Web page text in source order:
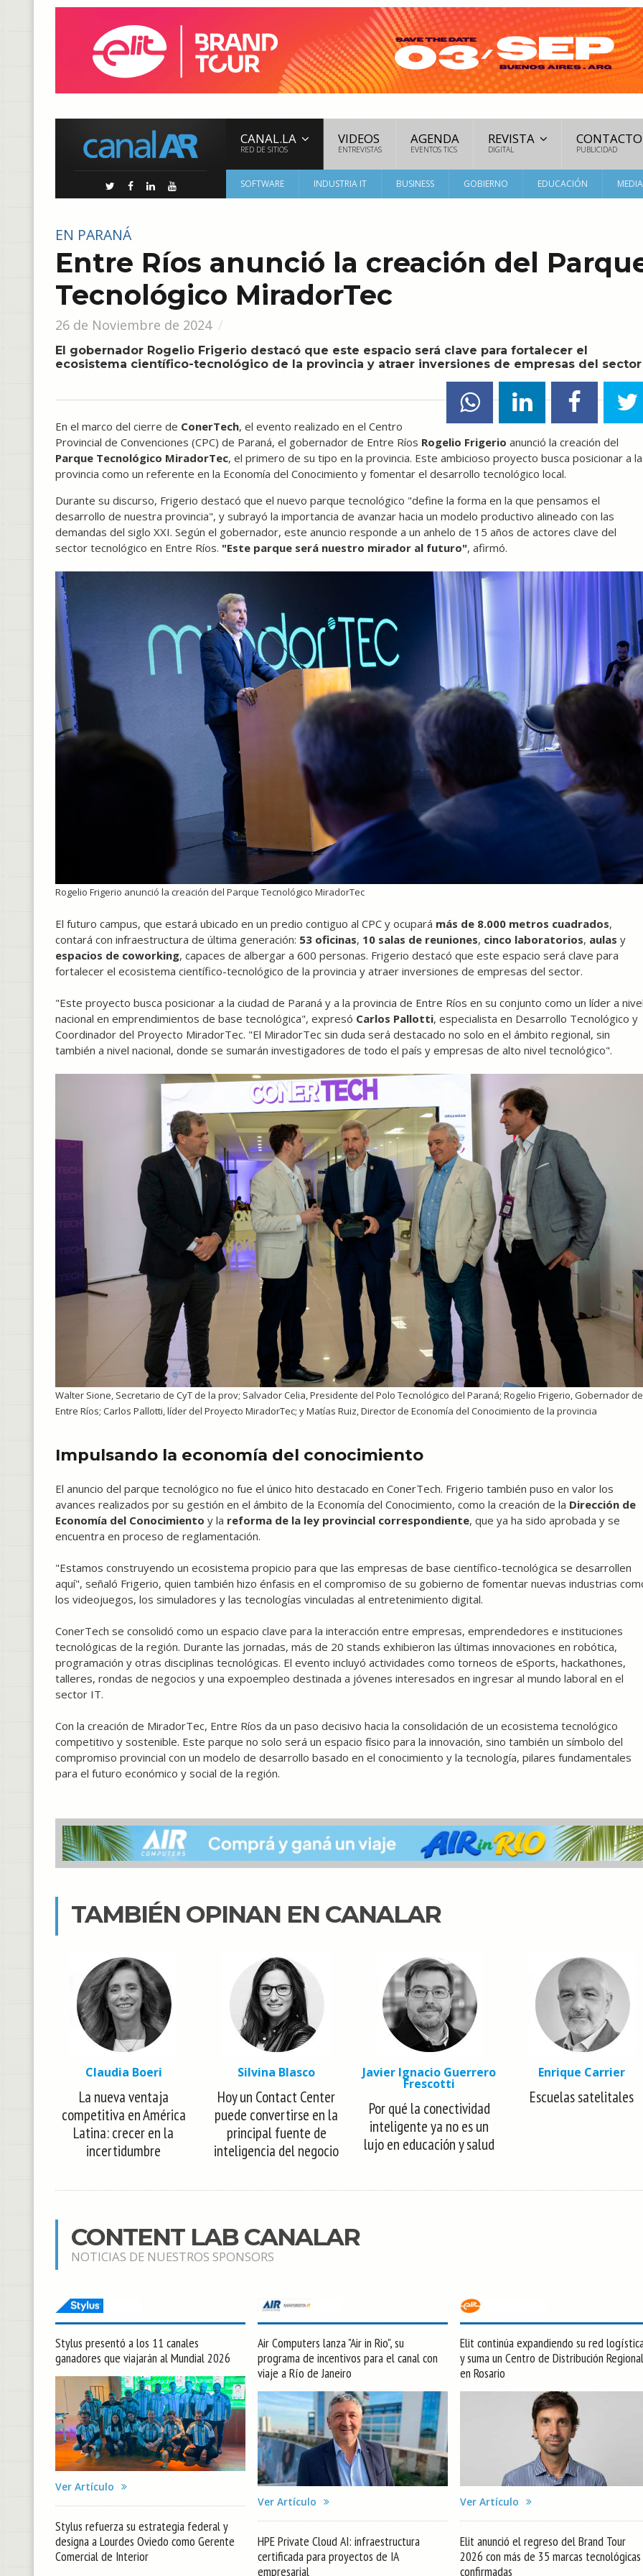
CANAL.LA
RED DE SITIOS
VIDEOS
ENTREVISTAS
AGENDA
EVENTOS TICS
REVISTA
DIGITAL
CONTACTO
PUBLICIDAD
SOFTWARE INDUSTRIA IT BUSINESS GOBIERNO EDUCACIÓN
EN PARANÁ
Entre Ríos anunció la creación del
Tecnológico MiradorTec
26 de Noviembre de 2024
El gobernador Rogelio Frigerio destacó que este espacio será clave para fortalecer el
ecosistema científico-tecnológico de la provincia y atraer inversiones de empresas del sector
En el marco del cierre de ConerTech, el evento realizado en el Centro
Provincial de Convenciones (CPC) de Paraná, el gobernador de Entre Ríos Rogelio Frigerio anunció la creación del
Parque Tecnológico MiradorTec, el primero de su tipo en la provincia. Este ambicioso proyecto busca posicionar a la
provincia como un referente en la Economía del Conocimiento y fomentar el desarrollo tecnológico local.
Durante su discurso, Frigerio destacó que el nuevo parque tecnológico "define la forma en la que pensamos el
desarrollo de nuestra provincia", y subrayó la importancia de avanzar hacia un modelo productivo alineado con las
demandas del siglo XXI. Según el gobernador, este anuncio responde a un anhelo de 15 años de actores clave del
sector tecnológico en Entre Ríos. "Este parque será nuestro mirador al futuro", afirmó.
Rogelio Frigerio anunció la creación del Parque Tecnológico MiradorTec
El futuro campus, que estará ubicado en un predio contiguo al CPC y ocupará más de 8.000 metros cuadrados,
contará con infraestructura de última generación: 53 oficinas, 10 salas de reuniones, cinco laboratorios, aulas y
espacios de coworking, capaces de albergar a 600 personas. Frigerio destacó que este espacio será clave para
fortalecer el ecosistema científico-tecnológico de la provincia y atraer inversiones de empresas del sector.
"Este proyecto busca posicionar a la ciudad de Paraná y a la provincia de Entre Ríos en su conjunto como un líder a
nacional en emprendimientos de base tecnológica", expresó Carlos Pallotti, especialista en Desarrollo Tecnológico y
Coordinador del Proyecto MiradorTec. "El MiradorTec sin duda será destacado no solo en el ámbito regional, sin
también a nivel nacional, donde se sumarán investigadores de todo el país y empresas de alto nivel tecnológico".
Walter Sione, Secretario de CyT de la prov; Salvador Celia, Presidente del Polo Tecnológico del Paraná; Rogelio Frigerio, Gobernador de
Entre Ríos; Carlos Pallotti, líder del Proyecto MiradorTec; y Matías Ruiz, Director de Economía del Conocimiento de la provincia
Impulsando la economía del conocimiento
El anuncio del parque tecnológico no fue el único hito destacado en ConerTech. Frigerio también puso en valor los
avances realizados por su gestión en el ámbito de la Economía del Conocimiento, como la creación de la Dirección de
Economía del Conocimiento y la reforma de la ley provincial correspondiente, que ya ha sido aprobada y se
encuentra en proceso de reglamentación.
"Estamos construyendo un ecosistema propicio para que las empresas de base científico-tecnológica se desarrollen
aquí", señaló Frigerio, quien también hizo énfasis en el compromiso de su gobierno de fomentar nuevas industrias
los videojuegos, los simuladores y las tecnologías vinculadas al entretenimiento digital.
ConerTech se consolidó como un espacio clave para la interacción entre empresas, emprendedores e instituciones
tecnológicas de la región. Durante las jornadas, más de 20 stands exhibieron las últimas innovaciones en robótica,
programación y otras disciplinas tecnológicas. El evento incluyó actividades como torneos de eSports, hackathones,
talleres, rondas de negocios y una expoempleo destinada a jóvenes interesados en ingresar al mundo laboral en el
sector IT.
Con la creación de MiradorTec, Entre Ríos da un paso decisivo hacia la consolidación de un ecosistema tecnológico
competitivo y sostenible. Este parque no solo será un espacio físico para la innovación, sino también un símbolo del
compromiso provincial con un modelo de desarrollo basado en el conocimiento y la tecnología, pilares fundamentales
para el futuro económico y social de la región.
TAMBIÉN OPINAN EN CANALAR
Claudia Boeri
La nueva ventaja
competitiva en América
Latina: crecer en la
incertidumbre
Silvina Blasco
Hoy un Contact Center
puede convertirse en la
principal fuente de
inteligencia del negocio
Javier Ignacio Guerrero
Frescotti
Por qué la conectividad
inteligente ya no es un
lujo en educación y salud
Enrique Carrier
Escuelas satelitales
CONTENT LAB CANALAR
NOTICIAS DE NUESTROS SPONSORS
Stylus presentó a los 11 canales
ganadores que viajarán al Mundial 2026
Ver Artículo
Stylus refuerza su estrategia federal y
designa a Lourdes Oviedo como Gerente
Comercial de Interior
Air Computers lanza "Air in Rio", su
programa de incentivos para el canal con
viaje a Río de Janeiro
Ver Artículo
HPE Private Cloud AI: infraestructura
certificada para proyectos de IA
empresarial
Elit continúa expandiendo su red
y suma un Centro de Distribución Regional
en Rosario
Ver Artículo
Elit anunció el regreso del Brand Tour
2026 con más de 35 marcas tecnológicas
confirmadas